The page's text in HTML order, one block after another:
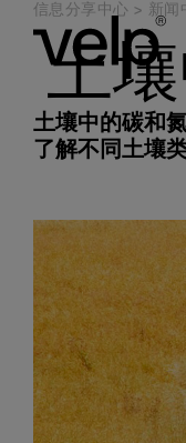
分析仪器
消解仪
凯氏定氮仪
溶剂萃取仪
纤维素分析仪
膳食纤维分析仪
油脂氧化稳定性分
消耗品
行业
环境及农业
化工和石化
制药与生命科学
化妆品和个人护理
纸浆、造纸和纺织
商业实验室
科研及政府
新闻中心
网络研讨会
培训和讲习班
展会信息
服务项目
安装
预防性维护计划
训练课程
校准和认证
保修单
关于我们
我们在哪里
可持续发展
资格证书
与我们合作
信息分享中心 > 新闻
土
土壤中的碳和
了解不同土壤